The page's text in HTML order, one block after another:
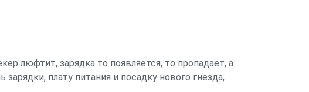
люфтит, зарядка то появляется, то пропадает, а
плату питания и посадку нового гнезда,